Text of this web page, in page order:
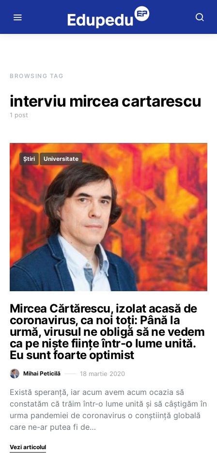
BROWSING TAG
interviu mircea cartarescu
1 post
Știri Universitate
Mircea Cărtărescu, izolat acasă de
coronavirus, ca noi toți: Până la
urmă, virusul ne obligă să ne vedem
ca pe niște ființe într-o lume unită.
Eu sunt foarte optimist
Mihai Peticilă 18 martie 2020
Există speranță, iar acum avem acum ocazia să
constatăm că trăim într-o lume unită și să câștigăm în
urma pandemiei de coronavirus o conștiință globală
care ne-ar putea fi de…
Vezi articolul